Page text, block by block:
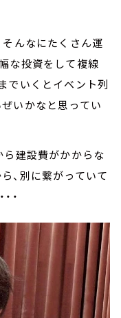
そんなにたくさん運
な投資をして複線
でいくとイベント列
いかなと思ってい
ら建設費がかからな
、別に繋がっていて
・